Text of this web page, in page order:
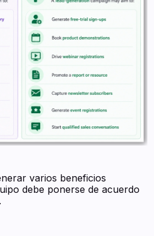
varios beneficios
debe ponerse de acuerdo